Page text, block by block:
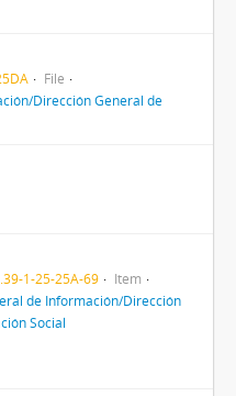
File
Dirección General de
1-25-25A-69
Item
de Información/Dirección
Social